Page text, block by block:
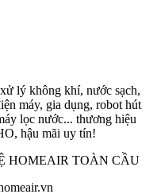
lý không khí, nước sạch,
máy, gia dụng, robot hút
lọc nước... thương hiệu
hậu mãi uy tín!
HOMEAIR TOÀN CẦU